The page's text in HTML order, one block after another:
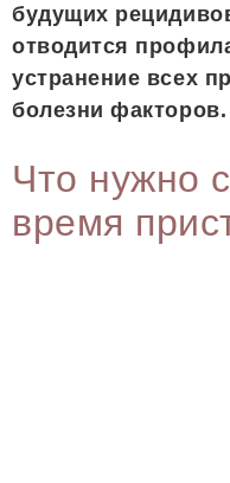
будущих
отводится
устранение всех
болезни факторов.
Что нужно
время